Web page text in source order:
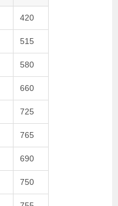
420
515
580
660
725
765
690
750